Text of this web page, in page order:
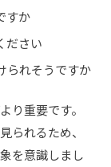
すか
ださい
られそうですか
り重要です。
られるため、
を意識しまし